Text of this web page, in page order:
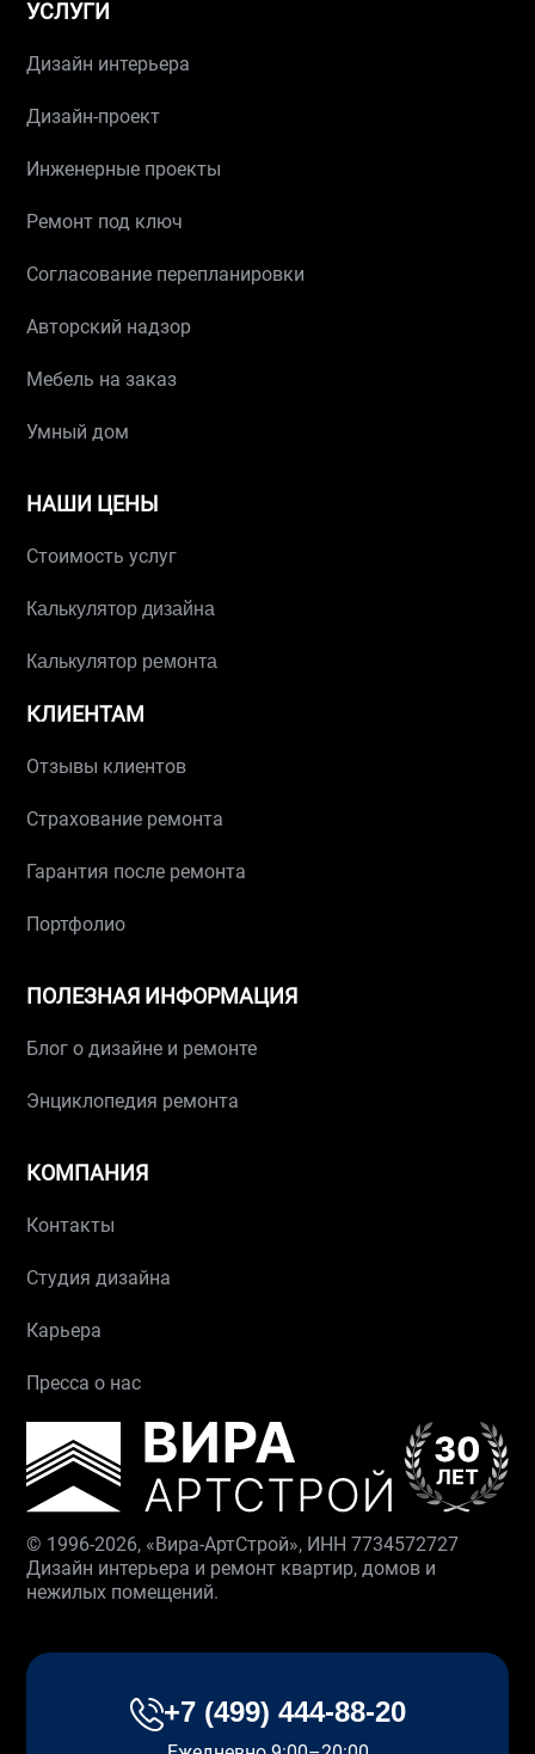
УСЛУГИ
Дизайн интерьера
Дизайн-проект
Инженерные проекты
Ремонт под ключ
Согласование перепланировки
Авторский надзор
Мебель на заказ
Умный дом
НАШИ ЦЕНЫ
Стоимость услуг
Калькулятор дизайна
Калькулятор ремонта
КЛИЕНТАМ
Отзывы клиентов
Страхование ремонта
Гарантия после ремонта
Портфолио
ПОЛЕЗНАЯ ИНФОРМАЦИЯ
Блог о дизайне и ремонте
Энциклопедия ремонта
КОМПАНИЯ
Контакты
Студия дизайна
Карьера
Пресса о нас
© 1996-2026, «Вира-АртСтрой», ИНН 7734572727
Дизайн интерьера и ремонт квартир, домов и
нежилых помещений.
+7 (499) 444-88-20